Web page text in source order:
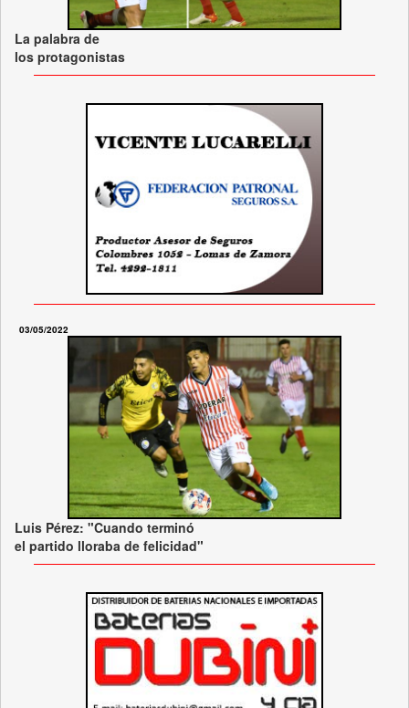
La palabra de
los protagonistas
03/05/2022
Luis Pérez: "Cuando terminó
el partido lloraba de felicidad"